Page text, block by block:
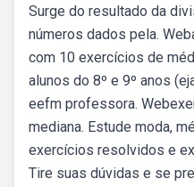
Surge do resultado da
números dados pela.
com 10 exercícios de
alunos do 8º e 9º anos
eefm professora.
mediana. Estude moda,
exercícios resolvidos e
Tire suas dúvidas e se